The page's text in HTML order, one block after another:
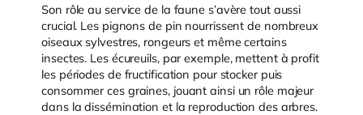
Son rôle au service de la faune s’avère tout aussi
crucial. Les pignons de pin nourrissent de nombreux
oiseaux sylvestres, rongeurs et même certains
insectes. Les écureuils, par exemple, mettent à profit
les périodes de fructification pour stocker puis
consommer ces graines, jouant ainsi un rôle majeur
dans la dissémination et la reproduction des arbres.